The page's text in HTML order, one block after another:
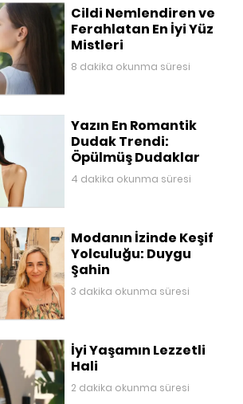
Cildi Nemlendiren ve
Ferahlatan En İyi Yüz
Mistleri
8 dakika okunma süresi
Yazın En Romantik
Dudak Trendi:
Öpülmüş Dudaklar
4 dakika okunma süresi
Modanın İzinde Keşif
Yolculuğu: Duygu
Şahin
3 dakika okunma süresi
İyi Yaşamın Lezzetli
Hali
2 dakika okunma süresi